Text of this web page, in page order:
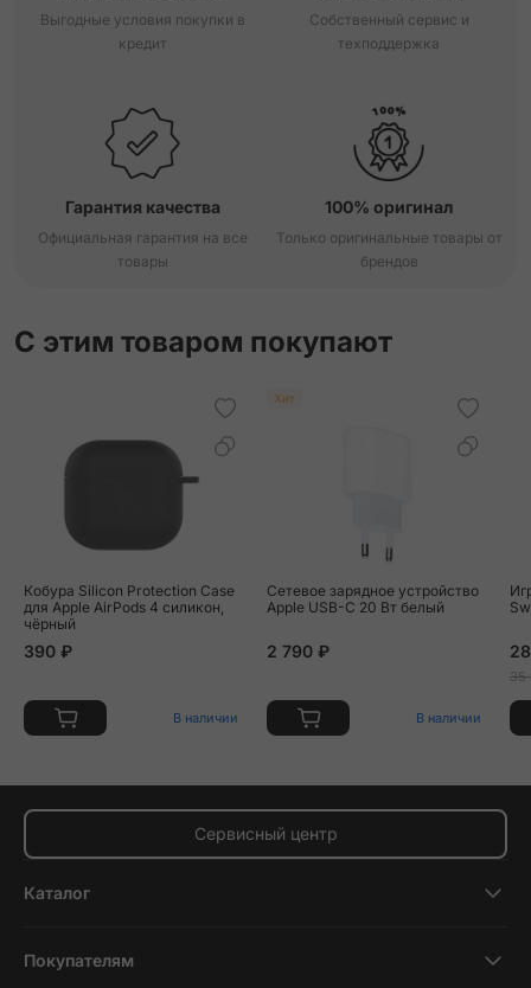
Выгодные условия покупки в
кредит
Собственный сервис и
техподдержка
Гарантия качества
Официальная гарантия на все
товары
100% оригинал
Только оригинальные товары от
брендов
С этим товаром покупают
Кобура Silicon Protection Case
для Apple AirPods 4 силикон,
чёрный
390 ₽
В наличии
Хит
Сетевое зарядное устройство
Apple USB-C 20 Вт белый
2 790 ₽
В наличии
35
Сервисный центр
Каталог
Планшеты
Покупателям